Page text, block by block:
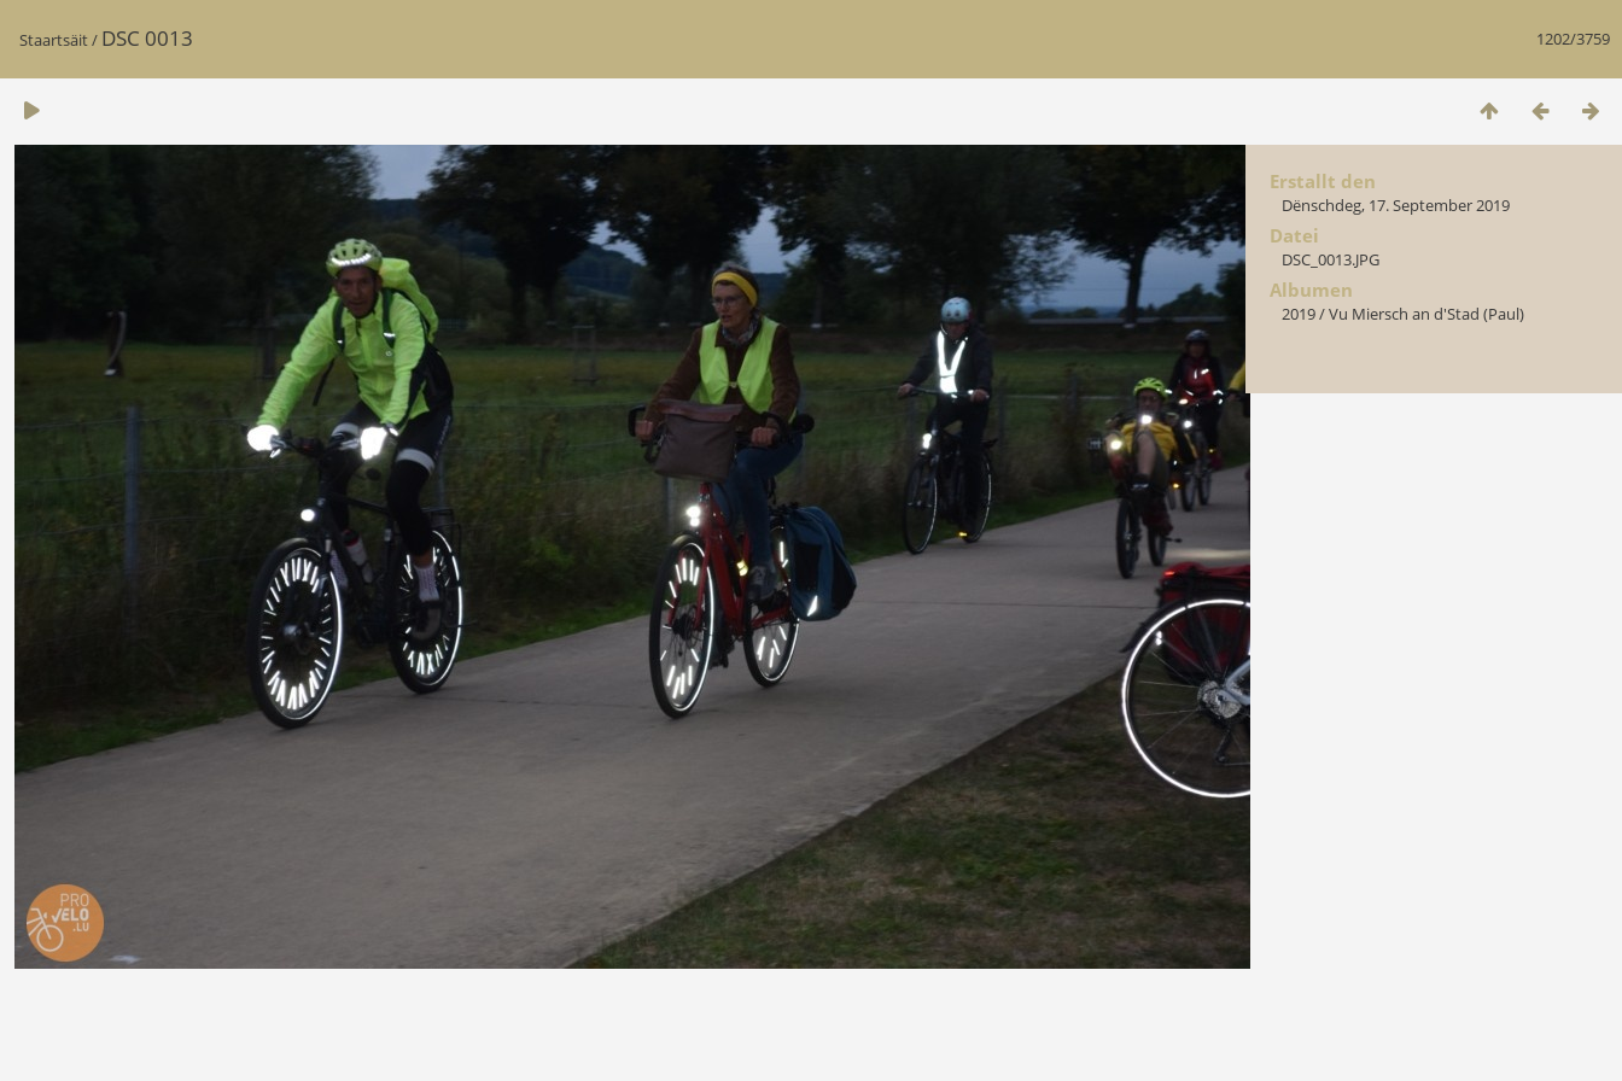
1202/3759
Staartsäit/ DSC 0013
Erstallt den
Dënschdeg, 17. September 2019
Datei
DSC_0013.JPG
Albumen
2019/Vu Miersch an d'Stad (Paul)